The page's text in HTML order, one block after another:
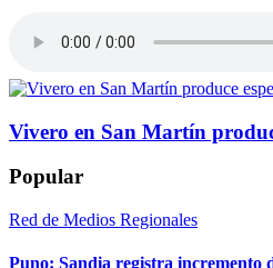
Vivero en San Martín
Popular
Red de Medios Regionales
Puno: Sandia registra incremento